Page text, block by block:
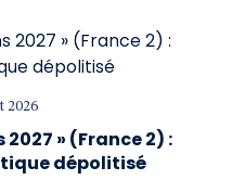
2026
2027 » (France 2) :
dépolitisé